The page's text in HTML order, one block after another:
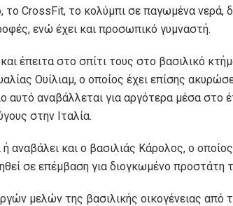
το CrossFit, το κολύμπι σε παγωμένα νερά,
ενώ έχει και προσωπικό γυμναστή.
έπειτα στο σπίτι τους στο βασιλικό
Ουίλιαμ, ο οποίος έχει επίσης
αυτό αναβάλλεται για αργότερα μέσα στο
στην Ιταλία.
αναβάλει και ο βασιλιάς Κάρολος, ο
σε επέμβαση για διογκωμένο προστάτη
μελών της βασιλικής οικογένειας από